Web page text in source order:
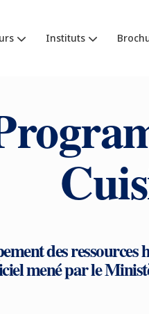
Instituts
des
mené par le